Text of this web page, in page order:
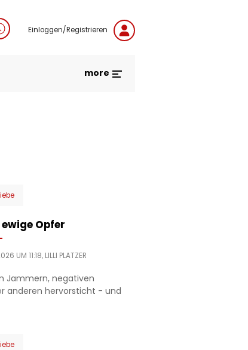
Einloggen/Registrieren
more
Opfer
UM 11:18, LILLI PLATZER
Jammern, negativen
anderen hervorsticht - und